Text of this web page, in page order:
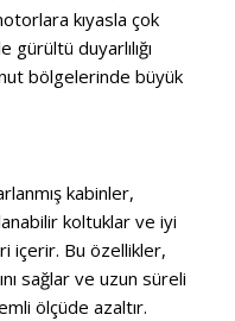
kıyasla çok
gürültü duyarlılığı
bölgelerinde büyük
kabinler,
koltuklar ve iyi
içerir. Bu özellikler,
sağlar ve uzun süreli
ölçüde azaltır.